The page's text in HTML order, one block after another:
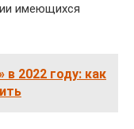
имеющихся
2022 году: как